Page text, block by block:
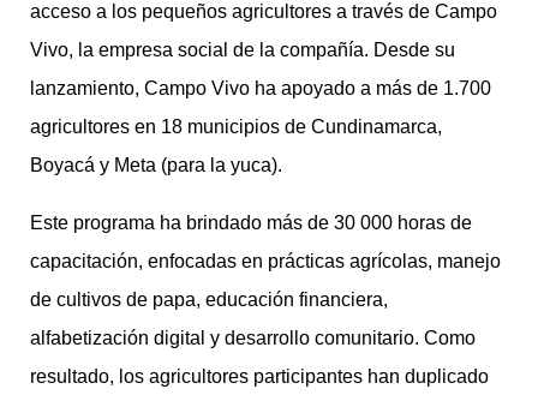
acceso a los pequeños agricultores a través de Campo
Vivo, la empresa social de la compañía. Desde su
lanzamiento, Campo Vivo ha apoyado a más de 1.700
agricultores en 18 municipios de Cundinamarca,
Boyacá y Meta (para la yuca).
Este programa ha brindado más de 30 000 horas de
capacitación, enfocadas en prácticas agrícolas, manejo
de cultivos de papa, educación financiera,
alfabetización digital y desarrollo comunitario. Como
resultado, los agricultores participantes han duplicado